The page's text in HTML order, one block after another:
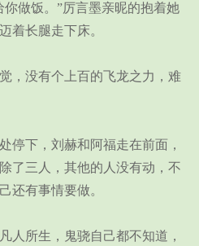
做饭。”厉言墨亲昵的抱着她
着长腿走下床。
没有个上百的飞龙之力，难
下，刘赫和阿福走在前面，
了三人，其他的人没有动，不
还有事情要做。
所生，鬼骁自己都不知道，